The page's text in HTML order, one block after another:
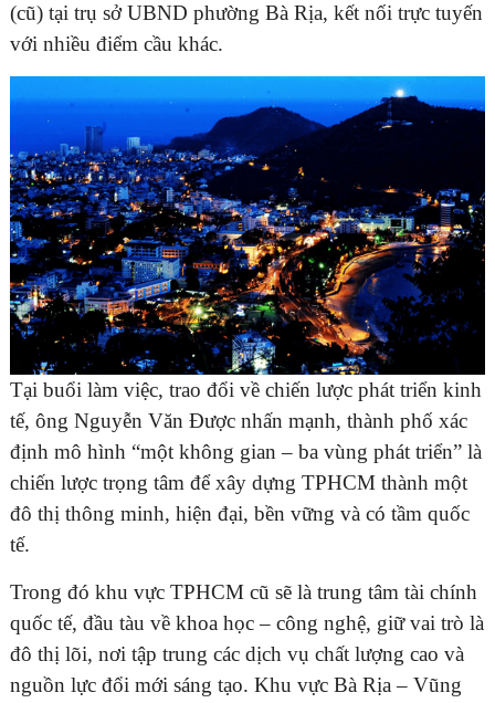
(cũ) tại trụ sở UBND phường Bà Rịa, kết nối trực tuyến
với nhiều điểm cầu khác.
Tại buổi làm việc, trao đổi về chiến lược phát triển kinh
tế, ông Nguyễn Văn Được nhấn mạnh, thành phố xác
định mô hình “một không gian – ba vùng phát triển” là
chiến lược trọng tâm để xây dựng TPHCM thành một
đô thị thông minh, hiện đại, bền vững và có tầm quốc
tế.
Trong đó khu vực TPHCM cũ sẽ là trung tâm tài chính
quốc tế, đầu tàu về khoa học – công nghệ, giữ vai trò là
đô thị lõi, nơi tập trung các dịch vụ chất lượng cao và
nguồn lực đổi mới sáng tạo. Khu vực Bà Rịa – Vũng